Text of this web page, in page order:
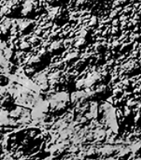
Produktfotoredigering